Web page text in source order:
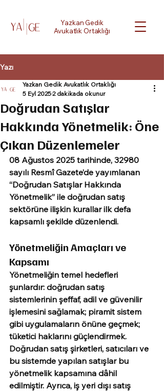
Yazkan Gedik
Avukatlık Ortaklığı
Yazı
Doğrudan Satışlar
Hakkında Yönetmelik: Öne
Çıkan Düzenlemeler
Yazkan Gedik Avukatlık Ortaklığı
5 Eyl 20252 dakikada okunur
08 Ağustos 2025 tarihinde, 32980
sayılı Resmî Gazete’de yayımlanan
“Doğrudan Satışlar Hakkında
Yönetmelik” ile doğrudan satış
sektörüne ilişkin kurallar ilk defa
kapsamlı şekilde düzenlendi.
Yönetmeliğin Amaçları ve
Kapsamı
Yönetmeliğin temel hedefleri
şunlardır: doğrudan satış
sistemlerinin şeffaf, adil ve güvenilir
işlemesini sağlamak; piramit sistem
gibi uygulamaların önüne geçmek;
tüketici haklarını güçlendirmek.
Doğrudan satış şirketleri, satıcıları ve
bu sistemde yapılan satışlar bu
yönetmelik kapsamına dâhil
edilmiştir. Ayrıca, iş yeri dışı satış